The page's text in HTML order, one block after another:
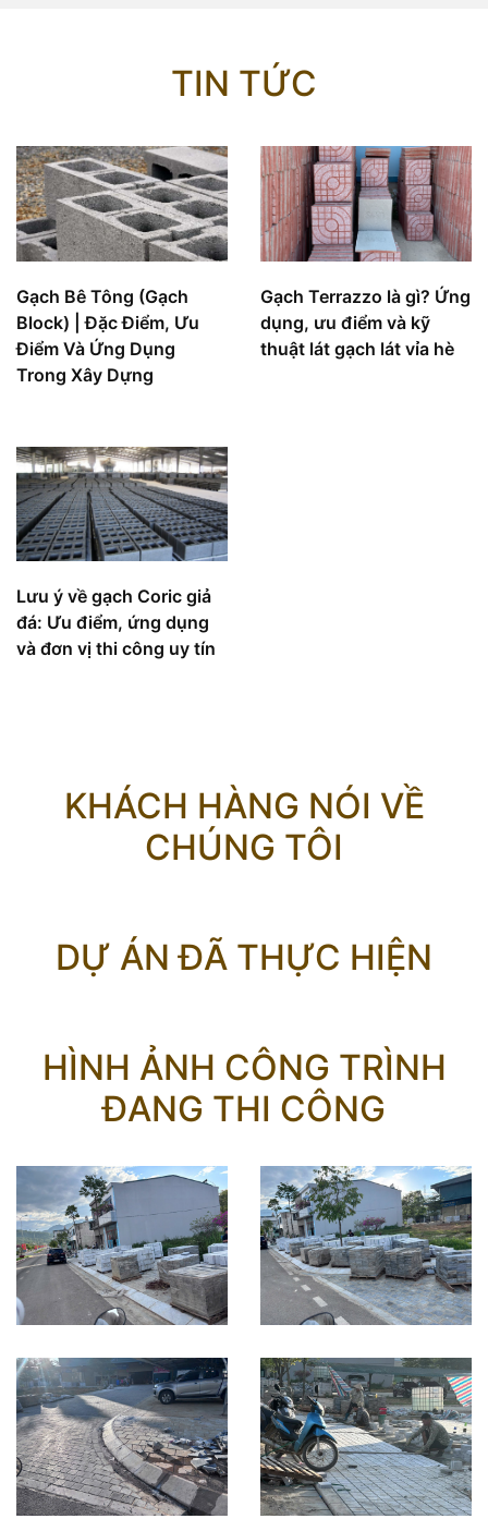
TIN TỨC
Gạch Bê Tông (Gạch
Block) | Đặc Điểm, Ưu
Điểm Và Ứng Dụng
Trong Xây Dựng
Gạch Terrazzo là gì? Ứng
dụng, ưu điểm và kỹ
thuật lát gạch lát vỉa hè
Lưu ý về gạch Coric giả
đá: Ưu điểm, ứng dụng
và đơn vị thi công uy tín
KHÁCH HÀNG NÓI VỀ
CHÚNG TÔI
DỰ ÁN ĐÃ THỰC HIỆN
HÌNH ẢNH CÔNG TRÌNH
ĐANG THI CÔNG